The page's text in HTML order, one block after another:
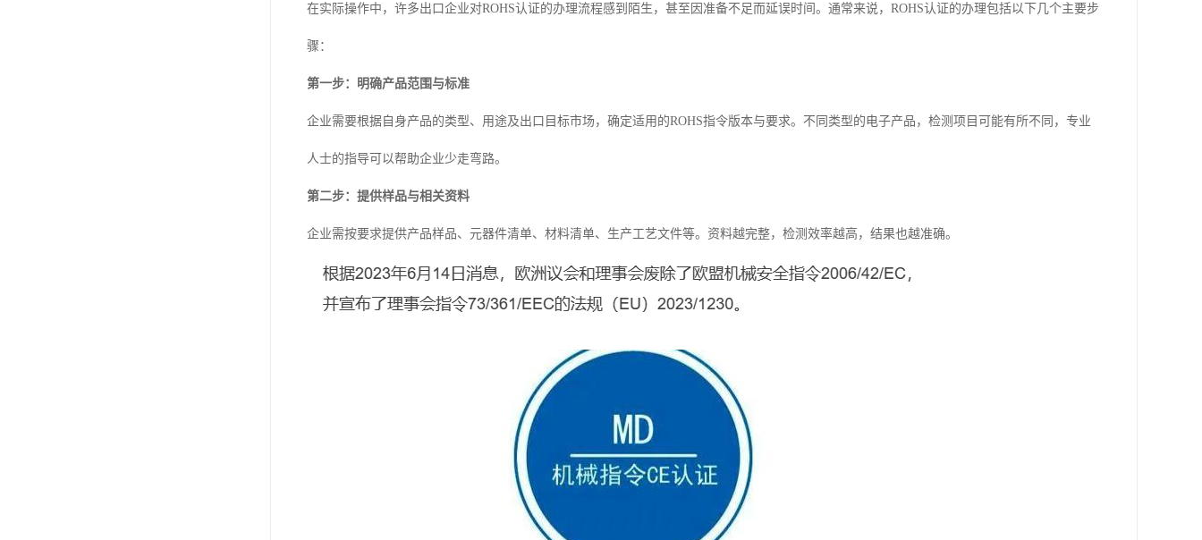
在实际操作中，许多出口企业对ROHS认证的办理流程感到陌生，甚至因准备不足而延误时间。通常来说，ROHS认证的办理包括以下几个主要步
骤：
第一步：明确产品范围与标准
企业需要根据自身产品的类型、用途及出口目标市场，确定适用的ROHS指令版本与要求。不同类型的电子产品，检测项目可能有所不同，专业
人士的指导可以帮助企业少走弯路。
第二步：提供样品与相关资料
企业需按要求提供产品样品、元器件清单、材料清单、生产工艺文件等。资料越完整，检测效率越高，结果也越准确。